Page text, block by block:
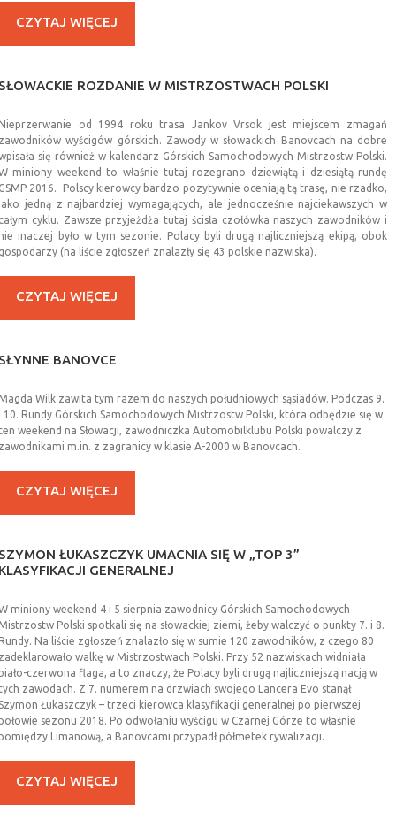
CZYTAJ WIĘCEJ
ROZDANIE W MISTRZOSTWACH POLSKI
od 1994 roku trasa Jankov Vrsok jest miejscem zmagań
wyścigów górskich. Zawody w słowackich Banovcach na dobre
się również w kalendarz Górskich Samochodowych Mistrzostw Polski.
miniony weekend to właśnie tutaj rozegrano dziewiątą i dziesiątą rundę
2016. Polscy kierowcy bardzo pozytywnie oceniają tą trasę, nie rzadko,
jedną z najbardziej wymagających, ale jednocześnie najciekawszych w
cyklu. Zawsze przyjeżdża tutaj ścisła czołówka naszych zawodników i
inaczej było w tym sezonie. Polacy byli drugą najliczniejszą ekipą, obok
(na liście zgłoszeń znalazły się 43 polskie nazwiska).
CZYTAJ WIĘCEJ
BANOVCE
Wilk zawita tym razem do naszych południowych sąsiadów. Podczas 9.
10. Rundy Górskich Samochodowych Mistrzostw Polski, która odbędzie się w
weekend na Słowacji, zawodniczka Automobilklubu Polski powalczy z
m.in. z zagranicy w klasie A-2000 w Banovcach.
CZYTAJ WIĘCEJ
ŁUKASZCZYK UMACNIA SIĘ W „TOP 3”
GENERALNEJ
miniony weekend 4 i 5 sierpnia zawodnicy Górskich Samochodowych
Polski spotkali się na słowackiej ziemi, żeby walczyć o punkty 7. i 8.
Na liście zgłoszeń znalazło się w sumie 120 zawodników, z czego 80
walkę w Mistrzostwach Polski. Przy 52 nazwiskach widniała
czerwona flaga, a to znaczy, że Polacy byli drugą najliczniejszą nacją w
zawodach. Z 7. numerem na drzwiach swojego Lancera Evo stanął
Łukaszczyk – trzeci kierowca klasyfikacji generalnej po pierwszej
sezonu 2018. Po odwołaniu wyścigu w Czarnej Górze to właśnie
Limanową, a Banovcami przypadł półmetek rywalizacji.
CZYTAJ WIĘCEJ